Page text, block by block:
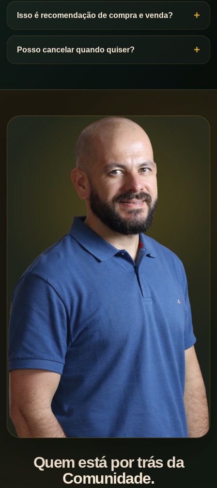
Isso é recomendação de compra e venda?
Posso cancelar quando quiser?
Quem está por trás da
Comunidade.